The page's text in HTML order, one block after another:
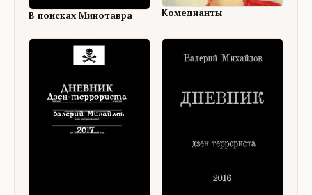
В поисках Минотавра Комедианты